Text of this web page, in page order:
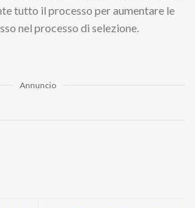
tutto il processo per aumentare le
nel processo di selezione.
Annuncio